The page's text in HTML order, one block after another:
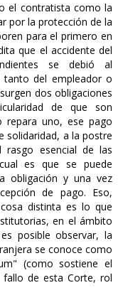
contratista como la
por la protección de la
para el primero en
que el accidente del
se debió al
tanto del empleador o
dos obligaciones
de que son
uno, ese pago
solidaridad, a la postre
esencial de las
es que se puede
obligación y una vez
de pago. Eso,
distinta es lo que
en el ámbito
posible observar, la
se conoce como
(como sostiene el
fallo de esta Corte, rol